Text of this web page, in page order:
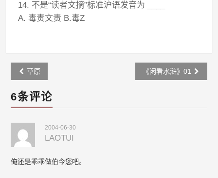
14. 不是“读者文摘”标准沪语发音为 ____
A. 毒责文责 B.毒Z
Post
navigation
草原 《闲看水浒》01
6条评论
2004-06-30
LAOTUI
俺还是乖乖做伯今您吧。